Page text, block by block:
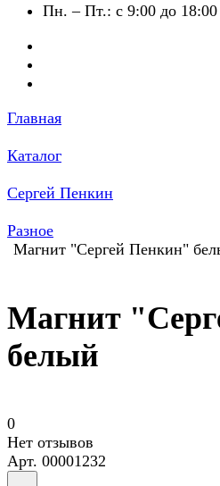
Пн. – Пт.: с 9:00 до 18:00
Главная
Каталог
Сергей Пенкин
Разное
Магнит "Сергей Пенкин"
Магнит
белый
0
Нет отзывов
Арт. 00001232